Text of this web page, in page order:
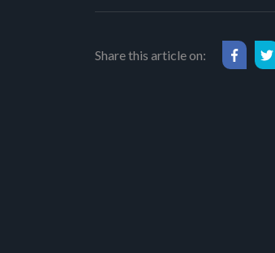
Share this article on: